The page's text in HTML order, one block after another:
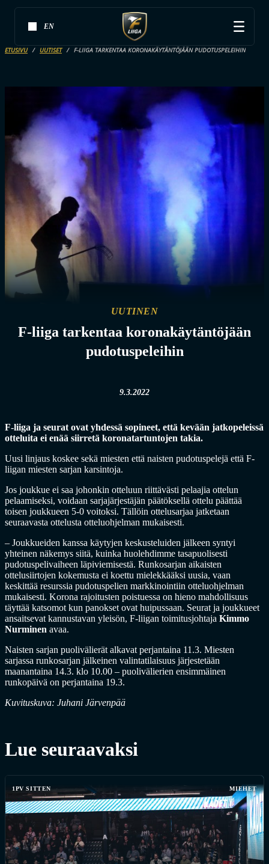
EN
ETUSIVU UUTISET F-LIIGA TARKENTAA KORONAKÄYTÄNTÖJÄÄN PUDOTUSPELEIHIN
UUTINEN
F-liiga tarkentaa koronakäytäntöjään
pudotuspeleihin
9.3.2022
F-liiga ja seurat ovat yhdessä sopineet, että kevään jatkopeleissä
otteluita ei enää siirretä koronatartuntojen takia.
Uusi linjaus koskee sekä miesten että naisten pudotuspelejä että F-
liigan miesten sarjan karsintoja.
Jos joukkue ei saa johonkin otteluun riittävästi pelaajia ottelun
pelaamiseksi, voidaan sarjajärjestäjän päätöksellä ottelu päättää
toisen joukkueen 5-0 voitoksi. Tällöin ottelusarjaa jatketaan
seuraavasta ottelusta otteluohjelman mukaisesti.
– Joukkueiden kanssa käytyjen keskusteluiden jälkeen syntyi
yhteinen näkemys siitä, kuinka huolehdimme tasapuolisesti
pudotuspelivaiheen läpiviemisestä. Runkosarjan aikaisten
ottelusiirtojen kokemusta ei koettu mielekkääksi uusia, vaan
keskittää resurssia pudotuspelien markkinointiin otteluohjelman
mukaisesti. Korona rajoitusten poistuessa on hieno mahdollisuus
täyttää katsomot kun panokset ovat huipussaan. Seurat ja joukkueet
ansaitsevat kannustavan yleisön, F-liigan toimitusjohtaja Kimmo
Nurminen avaa.
Naisten sarjan puolivälierät alkavat perjantaina 11.3. Miesten
sarjassa runkosarjan jälkeinen valintatilaisuus järjestetään
maanantaina 14.3. klo 10.00 – puolivälierien ensimmäinen
runkopäivä on perjantaina 19.3.
Kuvituskuva: Juhani Järvenpää
Lue seuraavaksi
1PV SITTEN MIEHET